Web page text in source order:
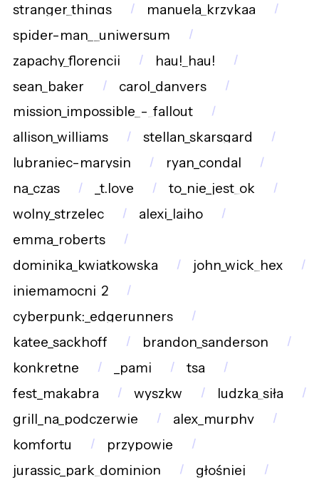
stranger_things
manuela_krzykaa
spider-man__uniwersum
zapachy_florencji
hau!_hau!
sean_baker
carol_danvers
mission_impossible_-_fallout
allison_williams
stellan_skarsgard
lubraniec-marysin
ryan_condal
na_czas
_t.love
to_nie_jest_ok
wolny_strzelec
alexi_laiho
emma_roberts
dominika_kwiatkowska
john_wick_hex
iniemamocni_2
cyberpunk:_edgerunners
katee_sackhoff
brandon_sanderson
konkretne
_pami
tsa
fest_makabra
wyszkw
ludzka_siła
grill_na_podczerwie
alex_murphy
komfortu
przypowie
jurassic_park_dominion
głośniej